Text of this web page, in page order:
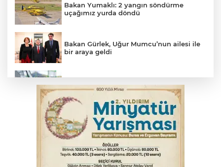
Bakan Yumaklı: 2 yangın söndürme
uçağımız yurda döndü
Bakan Gürlek, Uğur Mumcu’nun ailesi ile
bir araya geldi
yansıyacak mı?
YENİ Parti Genel Başkanı Özel'den
Çerçeve Yasa yorumu
Serbest piyasada döviz fiyatları